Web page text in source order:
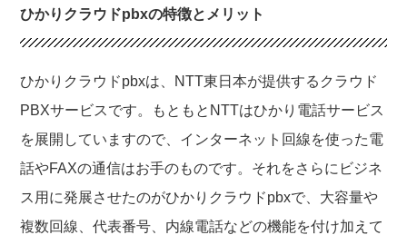
ひかりクラウドpbxの特徴とメリット
ひかりクラウドpbxは、NTT東日本が提供するクラウド
PBXサービスです。もともとNTTはひかり電話サービス
を展開していますので、インターネット回線を使った電
話やFAXの通信はお手のものです。それをさらにビジネ
ス用に発展させたのがひかりクラウドpbxで、大容量や
複数回線、代表番号、内線電話などの機能を付け加えて